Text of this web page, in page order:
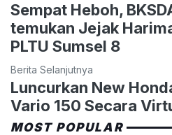
Sempat Heboh,
temukan Jejak
PLTU Sumsel 8
Berita Selanjutnya
Luncurkan New
Vario 150 Secara
MOST POPULAR